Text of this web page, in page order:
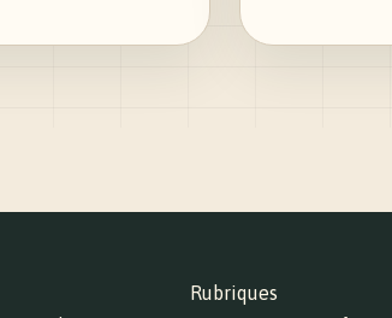
Rubriques